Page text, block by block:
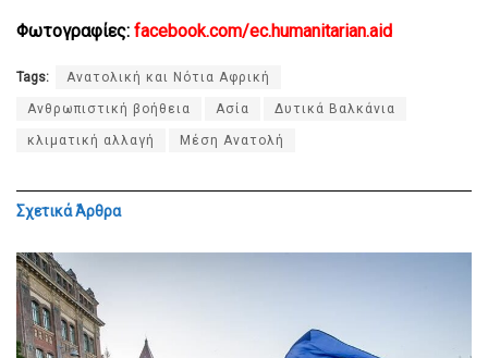
Φωτογραφίες: facebook.com/ec.humanitarian.aid
Tags: Ανατολική και Νότια Αφρική
Ανθρωπιστική βοήθεια Ασία Δυτικά Βαλκάνια
κλιματική αλλαγή Μέση Ανατολή
ΣχετικάΆρθρα